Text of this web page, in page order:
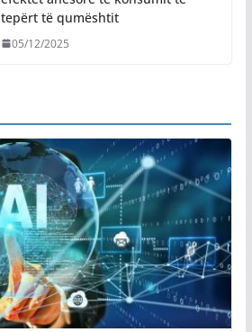
tepërt të qumështit
05/12/2025